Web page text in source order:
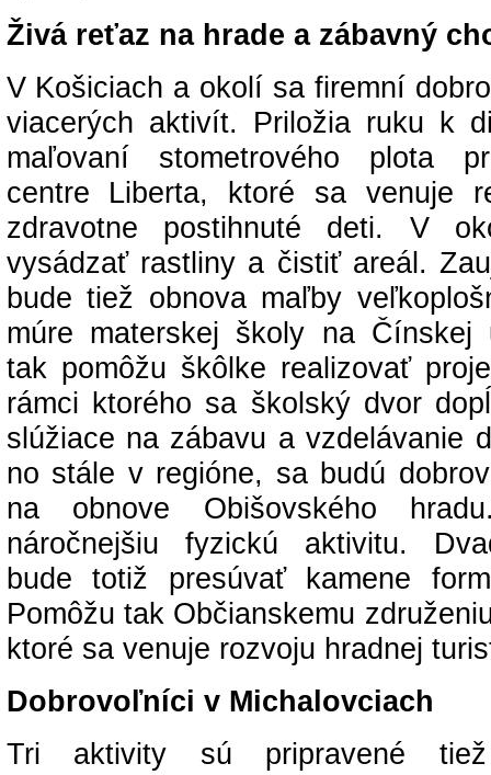
Živá reťaz na hrade a zábavný
V Košiciach a okolí sa firemní
viacerých aktivít. Priložia ruku k
maľovaní stometrového plota
centre Liberta, ktoré sa venuje
zdravotne postihnuté deti. V
vysádzať rastliny a čistiť areál.
bude tiež obnova maľby
múre materskej školy na Čínskej
tak pomôžu škôlke realizovať
rámci ktorého sa školský dvor
slúžiace na zábavu a vzdelávanie
no stále v regióne, sa budú
na obnove Obišovského
náročnejšiu fyzickú aktivitu.
bude totiž presúvať kamene
Pomôžu tak Občianskemu
ktoré sa venuje rozvoju hradnej
Dobrovoľníci v Michalovciach
Tri aktivity sú pripravené